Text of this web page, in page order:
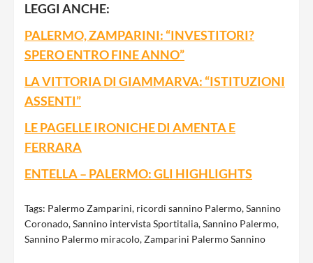
LEGGI ANCHE:
PALERMO, ZAMPARINI: “INVESTITORI?
SPERO ENTRO FINE ANNO”
LA VITTORIA DI GIAMMARVA: “ISTITUZIONI
ASSENTI”
LE PAGELLE IRONICHE DI AMENTA E
FERRARA
ENTELLA – PALERMO: GLI HIGHLIGHTS
Tags: Palermo Zamparini, ricordi sannino Palermo,Sannino
Coronado,Sannino intervista Sportitalia,Sannino Palermo,
Sannino Palermo miracolo,Zamparini Palermo Sannino